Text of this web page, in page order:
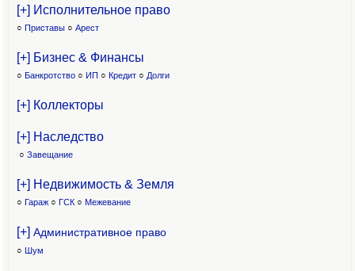
[+] Исполнительное право
○ Приставы ○ Арест
[+] Бизнес & Финансы
○ Банкротство ○ ИП ○ Кредит ○ Долги
[+] Коллекторы
[+] Наследство
○ Завещание
[+] Недвижимость & Земля
○ Гараж ○ ГСК ○ Межевание
[+] Административное право
○ Шум